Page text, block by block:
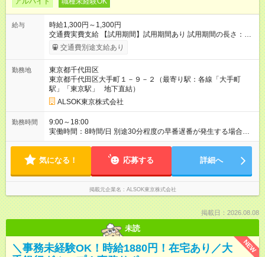
給与
時給1,300円～1,300円
交通費実費支給 【試用期間】試用期間あり 試用期間の長さ：6
ヶ月 雇用形態、給与は本採用時と同じです。
交通費別途支給あり
勤務地
東京都千代田区
東京都千代田区大手町１－９－２（最寄り駅：各線「大手町
駅」「東京駅」 地下直結）
ALSOK東京株式会社
勤務時間
9:00～18:00
実働時間：8時間/日 別途30分程度の早番遅番が発生する場合が
あります（時間外手当支給）。
気になる！ 応募する 詳細へ
掲載元企業名 ALSOK東京株式会社
掲載日：2026.08.08
未読
NEW
＼事務未経験OK！時給1880円！在宅あり／大